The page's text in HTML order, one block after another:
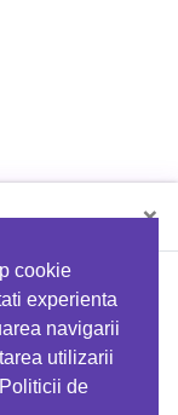
cookie
experienta
navigarii
utilizarii
de
×
codul